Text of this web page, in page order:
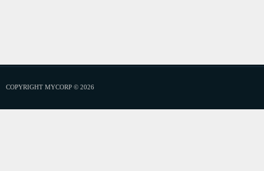
COPYRIGHT MYCORP © 2026